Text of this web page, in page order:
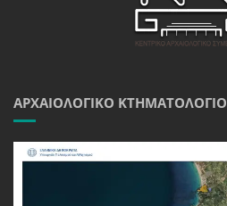
ΑΡΧΑΙΟΛΟΓΙΚΌ ΚΤΗΜΑΤΟΛΌΓΙΟ